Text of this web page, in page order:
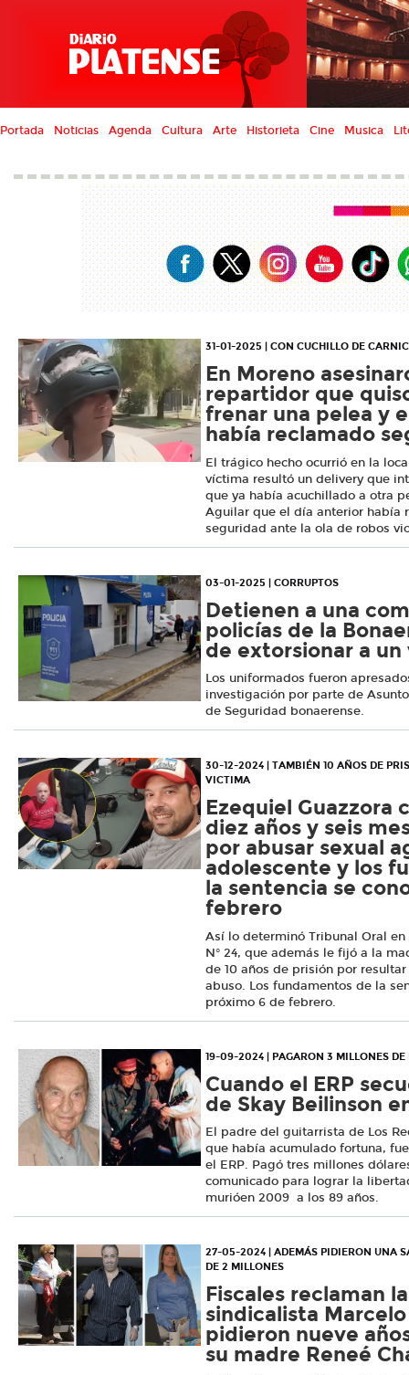
Portada Noticias Agenda Cultura Arte Historieta Cine Musica
31-01-2025 | CON CUCHILLO DE
En Moreno
repartidor que
frenar una pelea y
había reclamado
El trágico hecho ocurrió en la
víctima resultó un delivery que
que ya había acuchillado a otra
Aguilar que el día anterior había
seguridad ante la ola de robos
03-01-2025 | CORRUPTOS
Detienen a una
policías de la
de extorsionar a
Los uniformados fueron
investigación por parte de
de Seguridad bonaerense.
30-12-2024 | TAMBIÉN 10 AÑOS DE
VICTIMA
Ezequiel Guazzora
diez años y seis
por abusar sexual
adolescente y los
la sentencia se
febrero
Así lo determinó Tribunal Oral
N° 24, que además le fijó a la
de 10 años de prisión por
abuso. Los fundamentos de la
próximo 6 de febrero.
19-09-2024 | PAGARON 3 MILLONES DE
Cuando el ERP
de Skay Beilinson
El padre del guitarrista de Los
que había acumulado fortuna,
el ERP. Pagó tres millones
comunicado para lograr la
murióen 2009 a los 89 años.
27-05-2024 | ADEMÁS PIDIERON UNA
DE 2 MILLONES
Fiscales reclaman
sindicalista
pidieron nueve
su madre Reneé